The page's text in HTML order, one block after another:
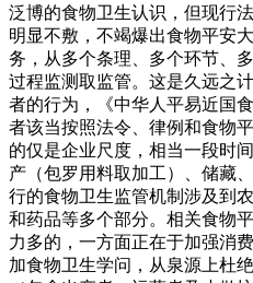
泛博的食物卫生认识，但现行
明显不敷，不竭爆出食物平安
务，从多个条理、多个环节、
过程监测取监管。这是久远之
者的行为，《中华人平易近国
者该当按照法令、律例和食物
的仅是企业尺度，相当一段时
产（包罗用料取加工）、储藏
行的食物卫生监管机制涉及到
和药品等多个部分。相关食物
力多的，一方面正在于加强消
加食物卫生学问，从泉源上杜